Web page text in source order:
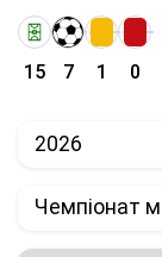
15 7 1 0
2026
Чемпіонат